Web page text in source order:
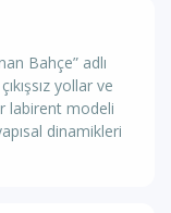
Bahçe” adlı
yollar ve
labirent modeli
dinamikleri